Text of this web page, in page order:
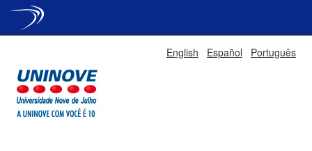
English Español Português